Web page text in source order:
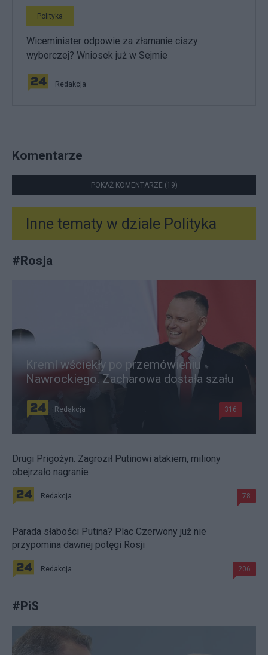
Polityka
Wiceminister odpowie za złamanie ciszy
wyborczej? Wniosek już w Sejmie
Redakcja
Komentarze
POKAŻ KOMENTARZE (19)
Inne tematy w dziale Polityka
#Rosja
Kreml wściekły po przemówieniu
Nawrockiego. Zacharowa dostała szału
Redakcja 316
Drugi Prigożyn. Zagroził Putinowi atakiem, miliony
obejrzało nagranie
Redakcja 78
Parada słabości Putina? Plac Czerwony już nie
przypomina dawnej potęgi Rosji
Redakcja 206
#PiS